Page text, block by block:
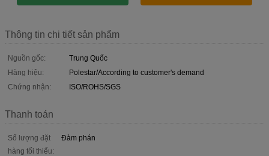
Thông tin chi tiết sản phẩm
Nguồn gốc:
Trung Quốc
Hàng hiệu:
Polestar/According to customer's demand
Chứng nhận:
ISO/ROHS/SGS
Thanh toán
Số lượng đặt
hàng tối thiểu:
Đàm phán